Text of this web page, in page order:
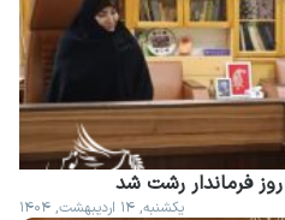
فرماندار رشت شد
یکشنبه, ۱۴ اردیبهشت, ۱۴۰۴